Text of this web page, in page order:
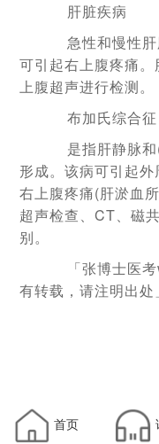
肝脏疾病
急性和慢性肝
可引起右上腹疼痛
上腹超声进行检测。
布加氏综合征
是指肝静脉和(
形成。该病可引起
右上腹疼痛(肝淤血
超声检查、CT、磁
别。
「张博士医考
有转载，请注明出处
首页